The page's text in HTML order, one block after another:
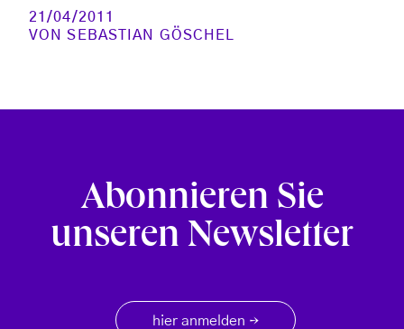
21/04/2011
VONSEBASTIAN GÖSCHEL
Abonnieren Sie
unseren Newsletter
hier anmelden →